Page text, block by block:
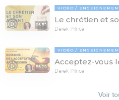
86:52
VIDÉO
Le chrétien et
Derek Prince
56:29
VIDÉO
Acceptez-vous
Derek Prince
Voir